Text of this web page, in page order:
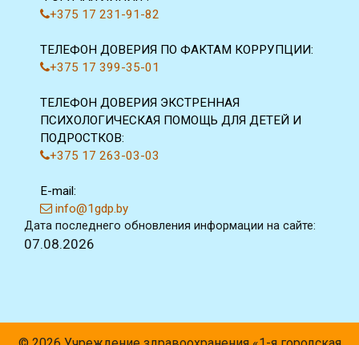
+375 17 231-91-82
ТЕЛЕФОН ДОВЕРИЯ ПО ФАКТАМ КОРРУПЦИИ:
+375 17 399-35-01
ТЕЛЕФОН ДОВЕРИЯ ЭКСТРЕННАЯ
ПСИХОЛОГИЧЕСКАЯ ПОМОЩЬ ДЛЯ ДЕТЕЙ И
ПОДРОСТКОВ:
+375 17 263-03-03
E-mail:
info@1gdp.by
Дата последнего обновления информации на сайте:
07.08.2026